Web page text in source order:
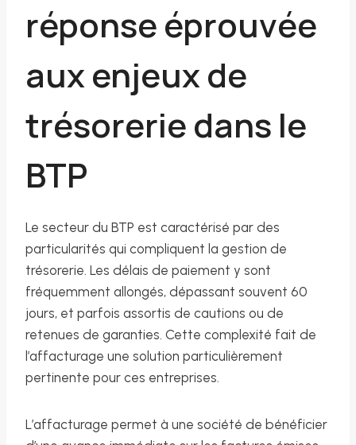
réponse éprouvée
aux enjeux de
trésorerie dans le
BTP
Le secteur du BTP est caractérisé par des
particularités qui compliquent la gestion de
trésorerie. Les délais de paiement y sont
fréquemment allongés, dépassant souvent 60
jours, et parfois assortis de cautions ou de
retenues de garanties. Cette complexité fait de
l’affacturage une solution particulièrement
pertinente pour ces entreprises.
L’affacturage permet à une société de bénéficier